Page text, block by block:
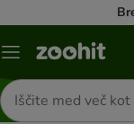
Meni
Iskanje
izdelkov